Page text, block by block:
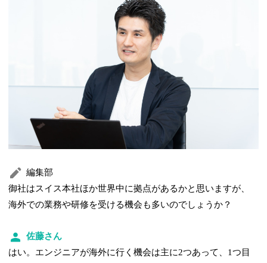
編集部
御社はスイス本社ほか世界中に拠点があるかと思いますが、
海外での業務や研修を受ける機会も多いのでしょうか？
佐藤さん
はい。エンジニアが海外に行く機会は主に2つあって、1つ目